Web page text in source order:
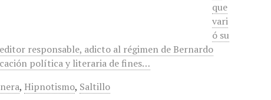
que
vari
ó su
responsable, adicto al régimen de Bernardo
política y literaria de fines…
, Hipnotismo, Saltillo